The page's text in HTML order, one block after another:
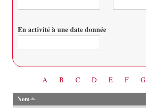
En activité à une date donnée
A B C D E F G
Nom